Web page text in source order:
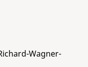
Wagner-